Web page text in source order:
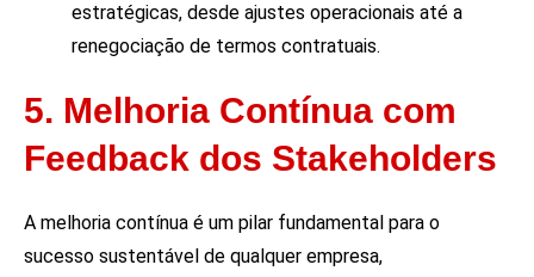
estratégicas, desde ajustes operacionais até a
renegociação de termos contratuais.
5. Melhoria Contínua com
Feedback dos Stakeholders
A melhoria contínua é um pilar fundamental para o
sucesso sustentável de qualquer empresa,